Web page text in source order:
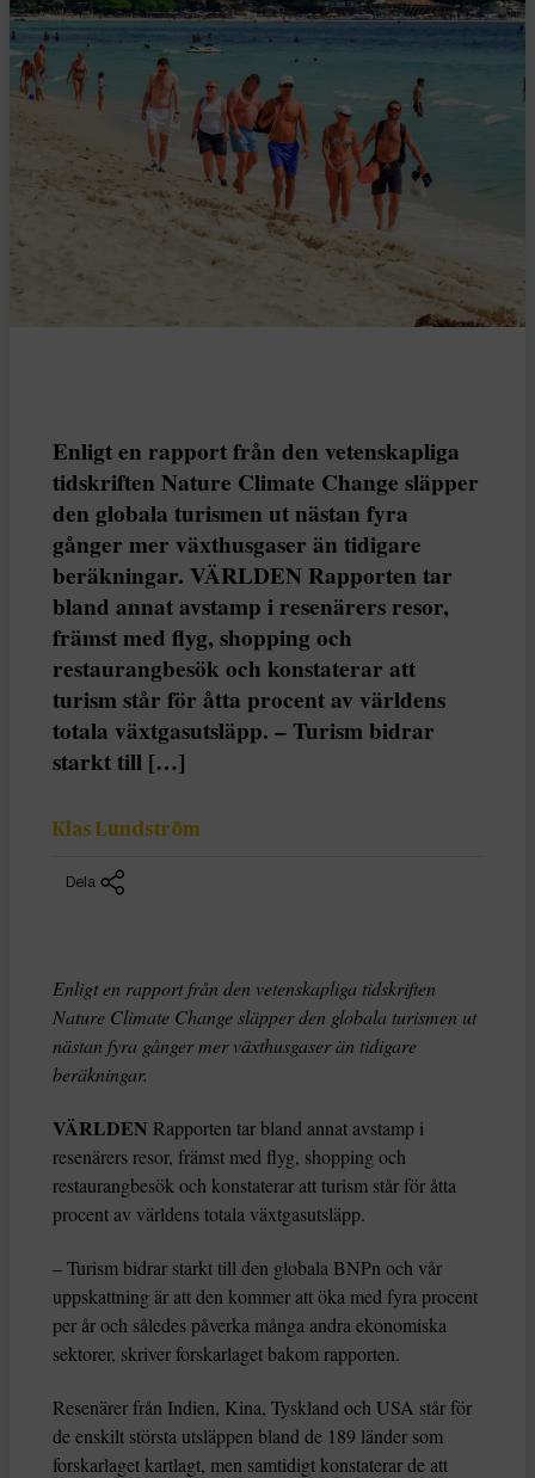
Enligt en rapport från den vetenskapliga
tidskriften Nature Climate Change släpper
den globala turismen ut nästan fyra
gånger mer växthusgaser än tidigare
beräkningar. VÄRLDEN Rapporten tar
bland annat avstamp i resenärers resor,
främst med flyg, shopping och
restaurangbesök och konstaterar att
turism står för åtta procent av världens
totala växtgasutsläpp. – Turism bidrar
starkt till […]
Klas Lundström
Dela
Enligt en rapport från den vetenskapliga tidskriften
Nature Climate Change släpper den globala turismen ut
nästan fyra gånger mer växthusgaser än tidigare
beräkningar.
VÄRLDEN Rapporten tar bland annat avstamp i
resenärers resor, främst med flyg, shopping och
restaurangbesök och konstaterar att turism står för åtta
procent av världens totala växtgasutsläpp.
– Turism bidrar starkt till den globala BNPn och vår
uppskattning är att den kommer att öka med fyra procent
per år och således påverka många andra ekonomiska
sektorer, skriver forskarlaget bakom rapporten.
Resenärer från Indien, Kina, Tyskland och USA står för
de enskilt största utsläppen bland de 189 länder som
forskarlaget kartlagt, men samtidigt konstaterar de att